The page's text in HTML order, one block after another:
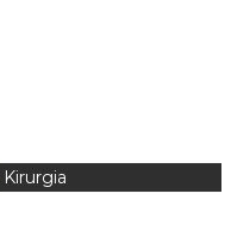
Kirurgia